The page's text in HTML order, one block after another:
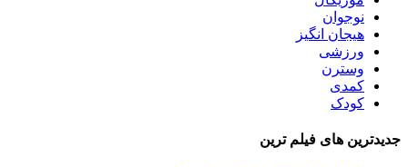
نوجوان
هیجان انگیز
ورزشی
وسترن
کمدی
کودک
جدیدترین های فیلم ترین